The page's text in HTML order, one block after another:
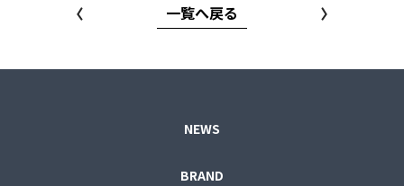
一覧へ戻る
NEWS
BRAND